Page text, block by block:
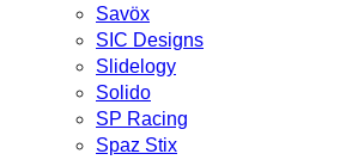
Savöx
SIC Designs
Slidelogy
Solido
SP Racing
Spaz Stix